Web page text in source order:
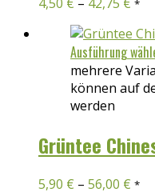
*
Ausführung
mehrere
können auf
werden
Grüntee
5,90 € – 56,00 € *